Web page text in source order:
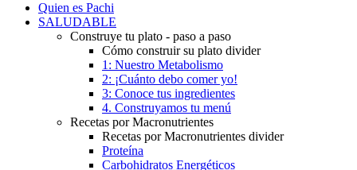
Quien es Pachi
SALUDABLE
Construye tu plato - paso a paso
Cómo construir su plato divider
1: Nuestro Metabolismo
2: ¡Cuánto debo comer yo!
3: Conoce tus ingredientes
4. Construyamos tu menú
Recetas por Macronutrientes
Recetas por Macronutrientes divider
Proteína
Carbohidratos Energéticos